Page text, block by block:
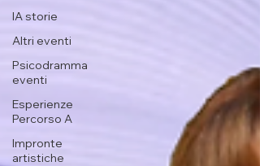
IA storie
Altri eventi
Psicodramma
eventi
Esperienze
Percorso A
Impronte
artistiche